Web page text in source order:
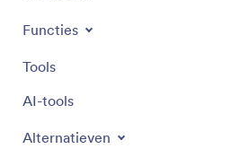
Functies
Tools
AI-tools
Alternatieven